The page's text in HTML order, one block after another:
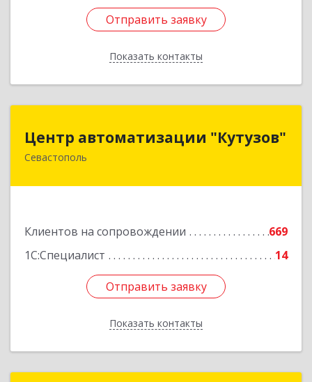
Отправить заявку
Показать контакты
Отправить заявку
Назад
Центр автоматизации "Кутузов"
Севастополь
Клиентов на сопровождении
669
1С:Специалист
14
Отправить заявку
Показать контакты
299011, Севастополь г, Генерала Петрова ул,
Отправить заявку
Назад